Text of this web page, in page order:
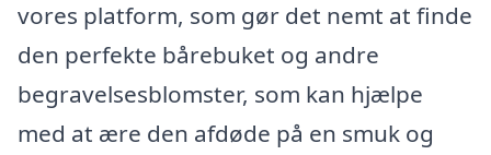
vores platform, som gør det nemt at finde
den perfekte bårebuket og andre
begravelsesblomster, som kan hjælpe
med at ære den afdøde på en smuk og